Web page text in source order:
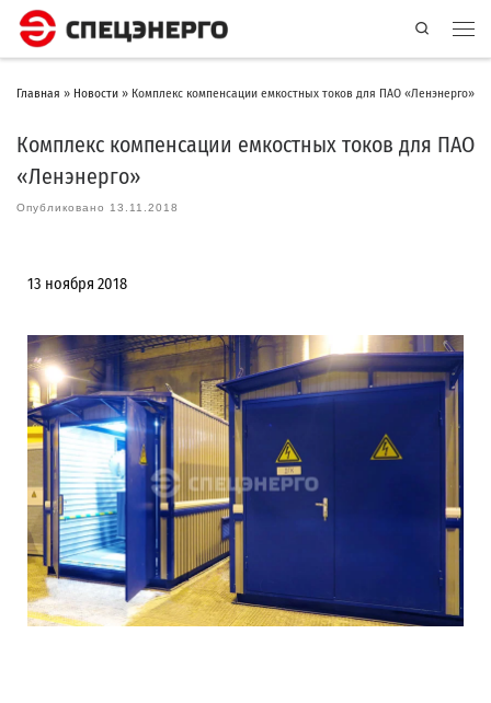
Search
Главная » Новости » Комплекс компенсации емкостных токов для ПАО «Ленэнерго»
Комплекс компенсации емкостных токов для ПАО
«Ленэнерго»
Опубликовано 13.11.2018
13 ноября 2018